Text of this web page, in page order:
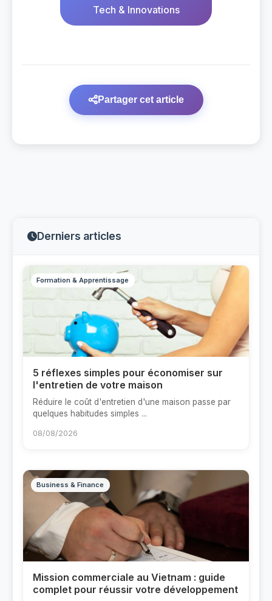
Tech & Innovations
Partager cet article
Derniers articles
Formation & Apprentissage
5 réflexes simples pour économiser sur
l'entretien de votre maison
Réduire le coût d'entretien d'une maison passe par
quelques habitudes simples ...
08/08/2026
Business & Finance
Mission commerciale au Vietnam : guide
complet pour réussir votre développement